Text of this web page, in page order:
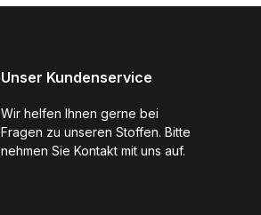
Unser Kundenservice
Wir helfen Ihnen gerne bei
Fragen zu unseren Stoffen. Bitte
nehmen Sie Kontakt mit uns auf.